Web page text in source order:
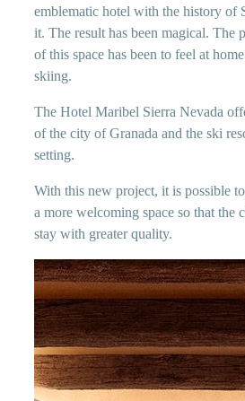
emblematic hotel with the history of
it. The result has been magical. The
of this space has been to feel at
skiing.
The Hotel Maribel Sierra Nevada
of the city of Granada and the ski
setting.
With this new project, it is possible
a more welcoming space so that the
stay with greater quality.